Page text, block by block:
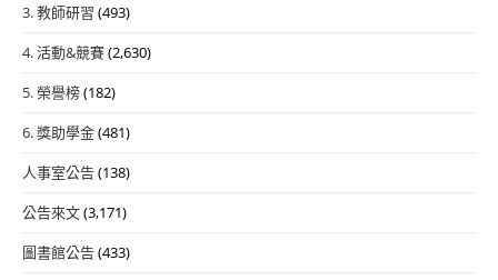
3. 教師研習 (493)
4. 活動&競賽(2,630)
5. 榮譽榜(182)
6. 獎助學金(481)
人事室公告(138)
公告來文(3,171)
圖書館公告(433)